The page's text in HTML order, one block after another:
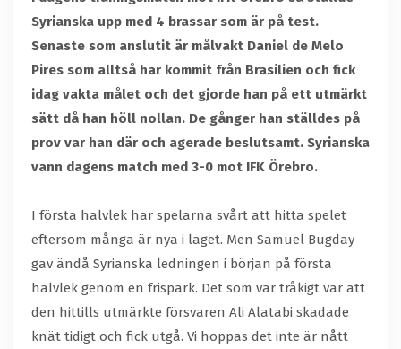
Syrianska upp med 4 brassar som är på test.
Senaste som anslutit är målvakt Daniel de Melo
Pires som alltså har kommit från Brasilien och fick
idag vakta målet och det gjorde han på ett utmärkt
sätt då han höll nollan. De gånger han ställdes på
prov var han där och agerade beslutsamt. Syrianska
vann dagens match med 3-0 mot IFK Örebro.
I första halvlek har spelarna svårt att hitta spelet
eftersom många är nya i laget. Men Samuel Bugday
gav ändå Syrianska ledningen i början på första
halvlek genom en frispark. Det som var tråkigt var att
den hittills utmärkte försvaren Ali Alatabi skadade
knät tidigt och fick utgå. Vi hoppas det inte är nått